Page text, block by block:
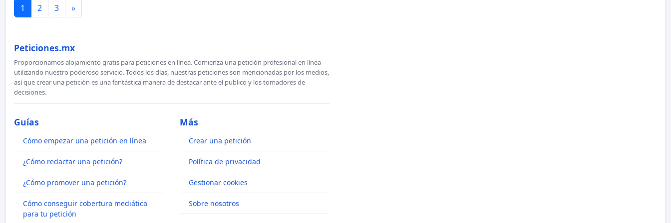
1 2 3 »
Peticiones.mx
Proporcionamos alojamiento gratis para peticiones en línea. Comienza una petición profesional en línea
utilizando nuestro poderoso servicio. Todos los días, nuestras peticiones son mencionadas por los medios,
así que crear una petición es una fantástica manera de destacar ante el publico y los tomadores de
decisiones.
Guías
Cómo empezar una petición en línea
¿Cómo redactar una petición?
¿Cómo promover una petición?
Cómo conseguir cobertura mediática
para tu petición
Más
Crear una petición
Política de privacidad
Gestionar cookies
Sobre nosotros